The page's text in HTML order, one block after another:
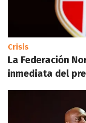
Crisis
La Federación
inmediata del